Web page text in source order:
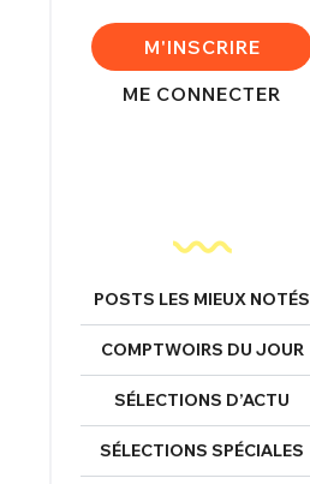
M'INSCRIRE
ME CONNECTER
POSTS LES MIEUX NOTÉS
COMPTWOIRS DU JOUR
SÉLECTIONS D’ACTU
SÉLECTIONS SPÉCIALES
Mot de passe perdu ?
CONNEXION
FERMER
Un Thread
C'EST PARTI